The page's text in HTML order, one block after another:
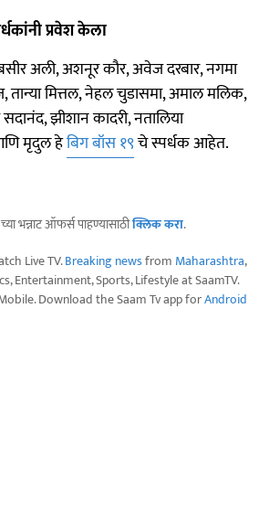
प्रवेश केला
बसीर अली, अशनूर कौर, अवेज दरबार, नगमा
मित्तल, नेहल चुडासमा, अमाल मलिक,
झीशान कादरी, नतालिया
मृदुल हेबिग बॉस १९चे स्पर्धक आहेत.
भन्नाट ऑफर्स पाहण्यासाठीक्लिक करा.
Live TV.Breaking newsfrom Maharashtra,
Entertainment, Sports, Lifestyle at SaamTV.
Download the Saam Tv app forAndroid